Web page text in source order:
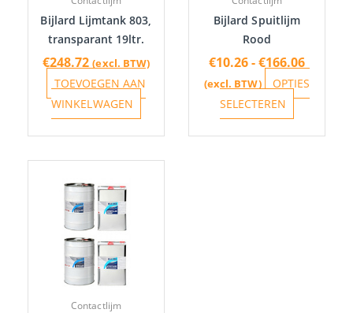
Bijlard Lijmtank 803,
transparant 19ltr.
€248.72 (excl. BTW)
TOEVOEGEN AAN
WINKELWAGEN
Bijlard Spuitlijm
Rood
€10.26-€166.06
(excl. BTW)
OPTIES
SELECTEREN
gekozen
op
de
Contactlijm